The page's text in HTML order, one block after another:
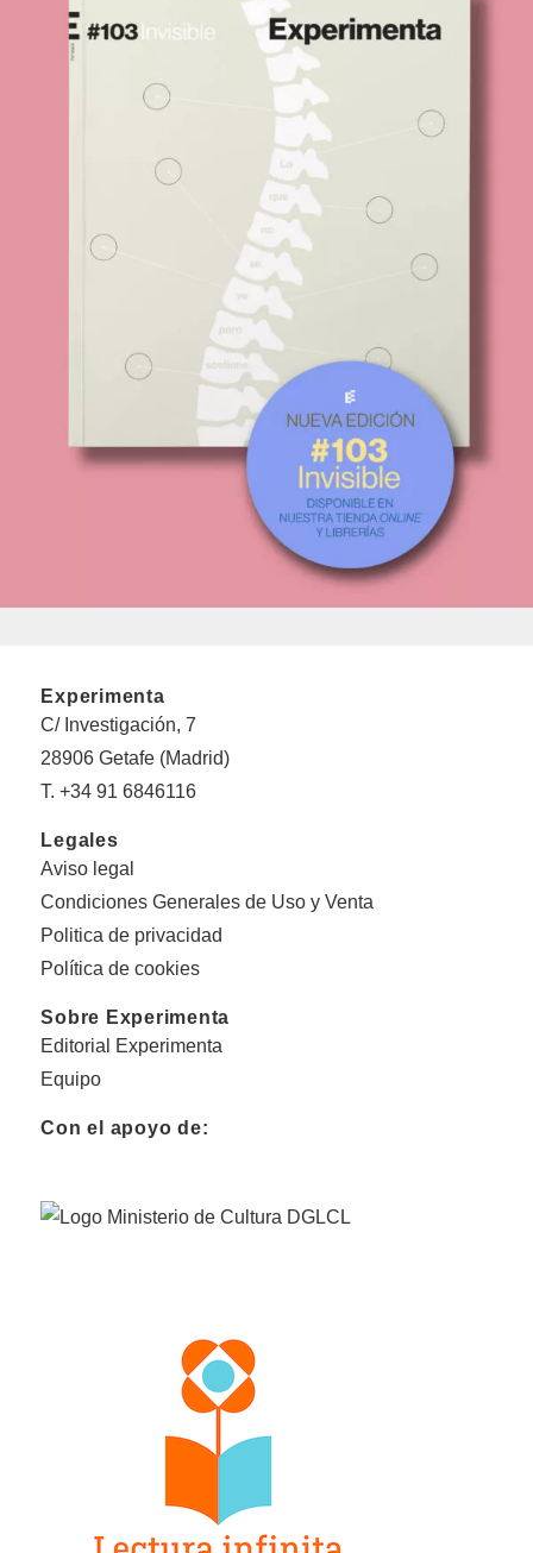
Experimenta
C/ Investigación, 7
28906 Getafe (Madrid)
T. +34 91 6846116
Legales
Aviso legal
Condiciones Generales de Uso y Venta
Politica de privacidad
Política de cookies
Sobre Experimenta
Editorial Experimenta
Equipo
Con el apoyo de: